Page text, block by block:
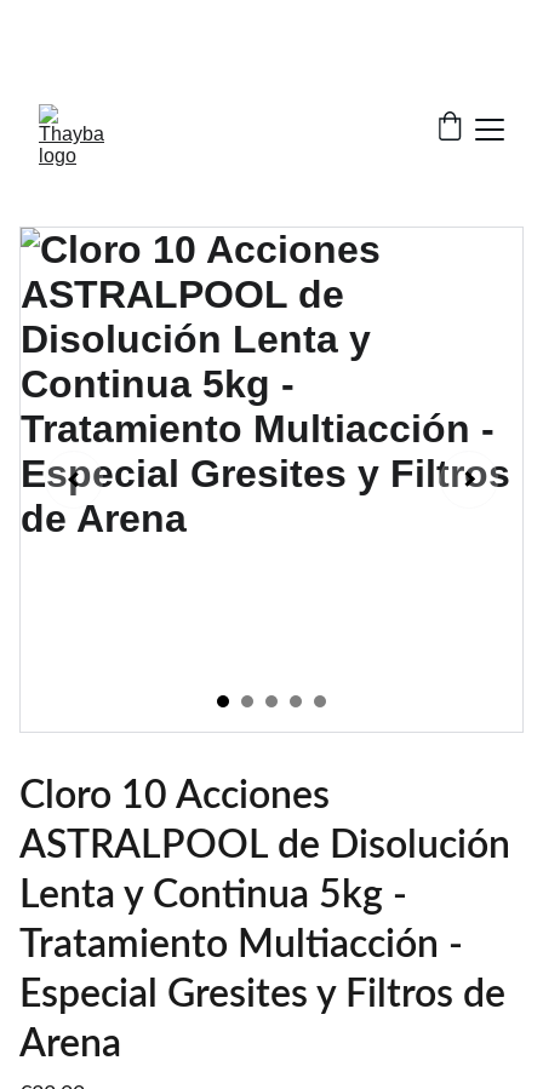
Cloro 10 Acciones
ASTRALPOOL de Disolución
Lenta y Continua 5kg -
Tratamiento Multiacción -
Especial Gresites y Filtros de
Arena